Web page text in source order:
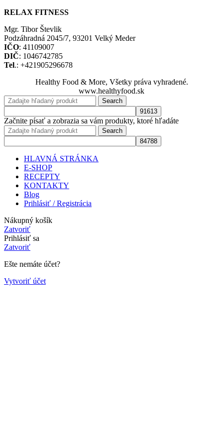
RELAX FITNESS
Mgr. Tibor Števlik
Podzáhradná 2045/7, 93201 Velký Meder
IČO: 41109007
DIČ: 1046742785
Tel.: +421905296678
Healthy Food & More, Všetky práva vyhradené.
www.healthyfood.sk
Search
Začnite písať a zobrazia sa vám produkty, ktoré hľadáte
Search
HLAVNÁ STRÁNKA
E-SHOP
RECEPTY
KONTAKTY
Blog
Prihlásiť / Registrácia
Nákupný košík
Zatvoriť
Prihlásiť sa
Zatvoriť
Ešte nemáte účet?
Vytvoriť účet